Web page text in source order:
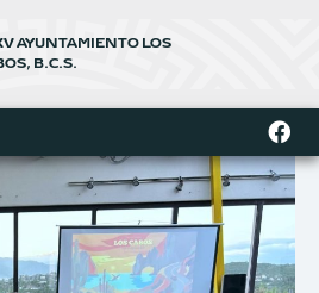
AYUNTAMIENTO LOS
B.C.S.
F
a
c
e
b
o
o
k